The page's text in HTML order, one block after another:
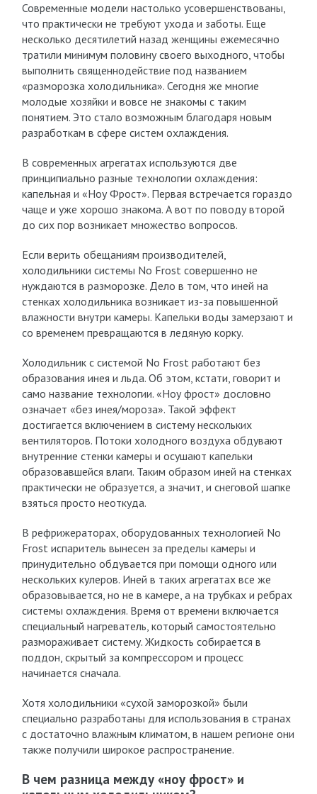
Современные модели настолько усовершенствованы,
что практически не требуют ухода и заботы. Еще
несколько десятилетий назад женщины ежемесячно
тратили минимум половину своего выходного, чтобы
выполнить священнодействие под названием
«разморозка холодильника». Сегодня же многие
молодые хозяйки и вовсе не знакомы с таким
понятием. Это стало возможным благодаря новым
разработкам в сфере систем охлаждения.
В современных агрегатах используются две
принципиально разные технологии охлаждения:
капельная и «Ноу Фрост». Первая встречается гораздо
чаще и уже хорошо знакома. А вот по поводу второй
до сих пор возникает множество вопросов.
Если верить обещаниям производителей,
холодильники системы No Frost совершенно не
нуждаются в разморозке. Дело в том, что иней на
стенках холодильника возникает из-за повышенной
влажности внутри камеры. Капельки воды замерзают и
со временем превращаются в ледяную корку.
Холодильник с системой No Frost работают без
образования инея и льда. Об этом, кстати, говорит и
само название технологии. «Ноу фрост» дословно
означает «без инея/мороза». Такой эффект
достигается включением в систему нескольких
вентиляторов. Потоки холодного воздуха обдувают
внутренние стенки камеры и осушают капельки
образовавшейся влаги. Таким образом иней на стенках
практически не образуется, а значит, и снеговой шапке
взяться просто неоткуда.
В рефрижераторах, оборудованных технологией No
Frost испаритель вынесен за пределы камеры и
принудительно обдувается при помощи одного или
нескольких кулеров. Иней в таких агрегатах все же
образовывается, но не в камере, а на трубках и ребрах
системы охлаждения. Время от времени включается
специальный нагреватель, который самостоятельно
размораживает систему. Жидкость собирается в
поддон, скрытый за компрессором и процесс
начинается сначала.
Хотя холодильники «сухой заморозкой» были
специально разработаны для использования в странах
с достаточно влажным климатом, в нашем регионе они
также получили широкое распространение.
В чем разница между «ноу фрост» и